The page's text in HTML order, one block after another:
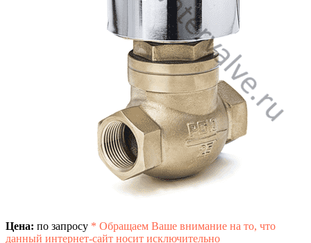
Цена: по запросу * Обращаем Ваше внимание на то, что
данный интернет-сайт носит исключительно